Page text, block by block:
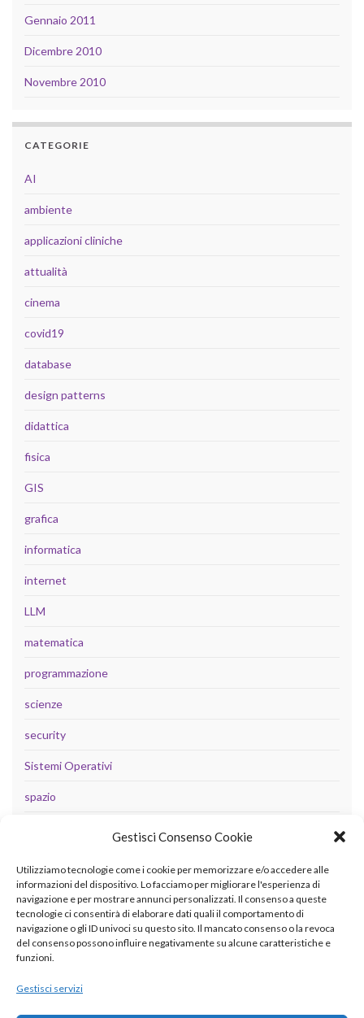
Gestisci Consenso Cookie
Utilizziamo tecnologie come i cookie per memorizzare e/o accedere alle
informazioni del dispositivo. Lo facciamo per migliorare l'esperienza di
navigazione e per mostrare annunci personalizzati. Il consenso a queste
tecnologie ci consentirà di elaborare dati quali il comportamento di
navigazione o gli ID univoci su questo sito. Il mancato consenso o la revoca
del consenso possono influire negativamente su alcune caratteristiche e
funzioni.
Gestisci servizi
Gennaio 2011
Dicembre 2010
Novembre 2010
CATEGORIE
AI
ambiente
applicazioni cliniche
attualità
cinema
covid19
database
design patterns
didattica
fisica
GIS
grafica
informatica
internet
LLM
matematica
programmazione
scienze
security
Sistemi Operativi
spazio
META
Accedi
Feed dei contenuti